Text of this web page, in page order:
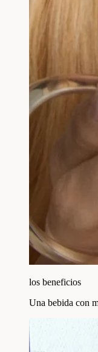
los beneficios
Una bebida con